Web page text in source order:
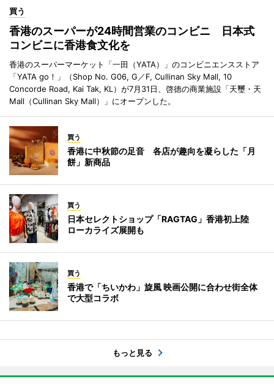
買う
香港のスーパーが24時間営業のコンビニ 日本式
コンビニに香港食文化を
香港のスーパーマーケット「一田（YATA）」のコンビニエンスストア
「YATA go！」（Shop No. G06, G／F, Cullinan Sky Mall, 10
Concorde Road, Kai Tak, KL）が7月31日、啓徳の商業施設「天璽・天
Mall（Cullinan Sky Mall）」にオープンした。
買う
香港に中秋節の足音 各店が趣向を凝らした「月
餅」新商品
買う
日本セレクトショップ「RAGTAG」香港初上陸
ローカライズ展開も
買う
香港で「ちいかわ」旋風 映画公開に合わせ街全体
で大型コラボ
もっと見る